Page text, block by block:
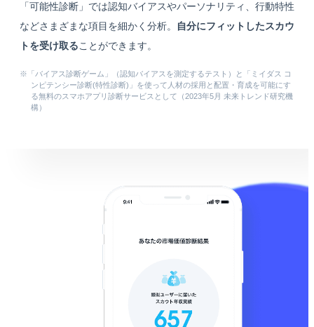
「可能性診断」では認知バイアスやパーソナリティ、行動特性
などさまざまな項目を細かく分析。
自分にフィットしたスカウ
トを受け取ることができます。
「バイアス診断ゲーム」（認知バイアスを測定するテスト）と「ミイダス コ
ンピテンシー診断(特性診断)」を使って人材の採用と配置・育成を可能にす
る無料のスマホアプリ診断サービスとして（2023年5月 未来トレンド研究機
構）